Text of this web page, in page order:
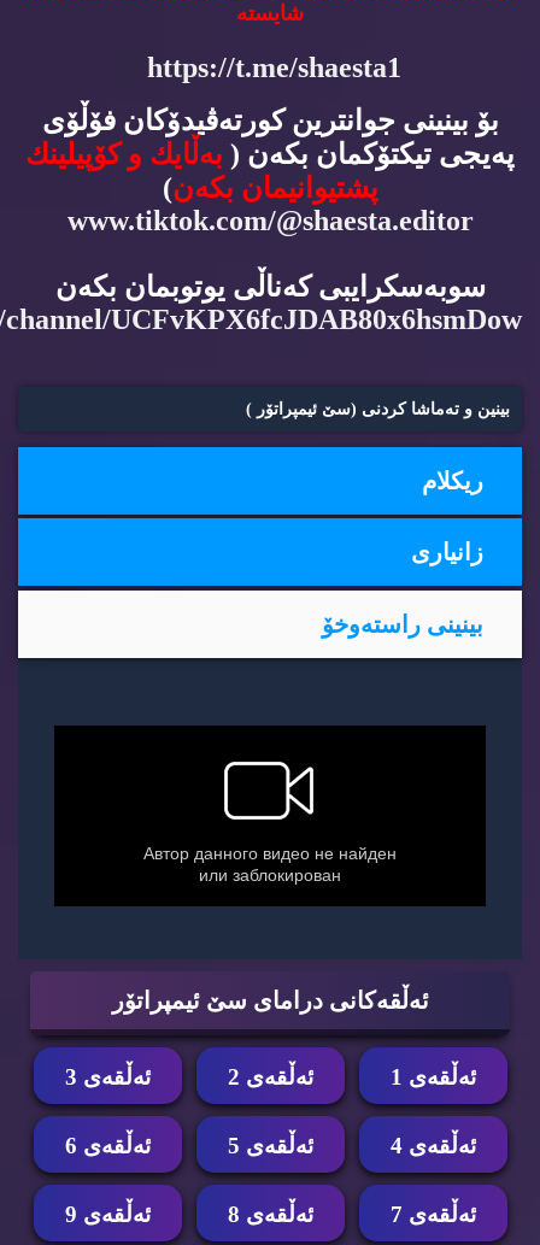
شایسته‌
https://t.me/shaesta1
بۆ بینینی جوانترین كورته‌ڤیدۆكان فۆڵۆی
په‌یجی تیكتۆكمان بكه‌ن ( به‌ڵایك و كۆپیلینك
پشتیوانیمان بكه‌ن)
www.tiktok.com/@shaesta.editor
سوبه‌سكرایبی كه‌ناڵی یوتوبمان بكه‌ن
UCFvKPX6fcJDAB80x6hsmDow
بینین و ته‌ماشا كردنی (سێ ئیمپراتۆر )
ریكلام
زانیاری
بینینی راسته‌وخۆ
ئه‌ڵقه‌كانی درامای سێ ئیمپراتۆر
ئه‌ڵقه‌ی 1 ئه‌ڵقه‌ی 2 ئه‌ڵقه‌ی 3
ئه‌ڵقه‌ی 4 ئه‌ڵقه‌ی 5 ئه‌ڵقه‌ی 6
ئه‌ڵقه‌ی 7 ئه‌ڵقه‌ی 8 ئه‌ڵقه‌ی 9